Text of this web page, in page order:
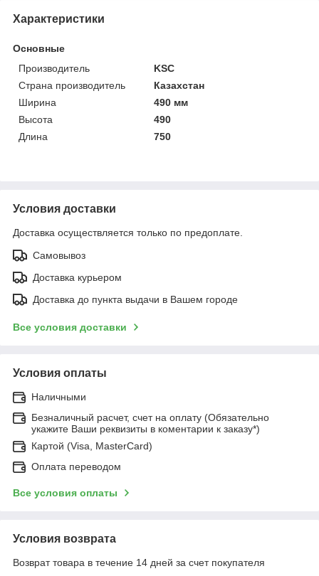
Характеристики
Основные
Производитель
KSC
Страна производитель
Казахстан
Ширина
490 мм
Высота
490
Длина
750
Условия доставки
Доставка осуществляется только по предоплате.
Самовывоз
Доставка курьером
Доставка до пункта выдачи в Вашем городе
Все условия доставки
Условия оплаты
Наличными
Безналичный расчет, счет на оплату (Обязательно
укажите Ваши реквизиты в коментарии к заказу*)
Картой (Visa, MasterCard)
Оплата переводом
Все условия оплаты
Условия возврата
Возврат товара в течение 14 дней за счет покупателя